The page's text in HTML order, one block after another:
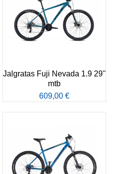
Jalgratas Fuji Nevada 1.9 29''
mtb
609,00 €